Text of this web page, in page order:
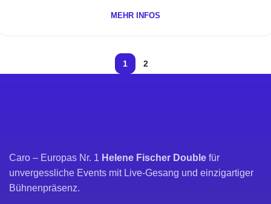
MEHR INFOS
1 2
Caro – Europas Nr. 1 Helene Fischer Double für
unvergessliche Events mit Live-Gesang und einzigartiger
Bühnenpräsenz.